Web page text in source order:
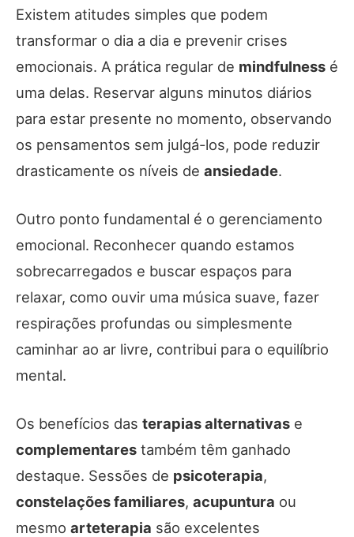
Existem atitudes simples que podem
transformar o dia a dia e prevenir crises
emocionais. A prática regular de mindfulness é
uma delas. Reservar alguns minutos diários
para estar presente no momento, observando
os pensamentos sem julgá-los, pode reduzir
drasticamente os níveis de ansiedade.
Outro ponto fundamental é o gerenciamento
emocional. Reconhecer quando estamos
sobrecarregados e buscar espaços para
relaxar, como ouvir uma música suave, fazer
respirações profundas ou simplesmente
caminhar ao ar livre, contribui para o equilíbrio
mental.
Os benefícios das terapias alternativas e
complementares também têm ganhado
destaque. Sessões de psicoterapia,
constelações familiares, acupuntura ou
mesmo arteterapia são excelentes